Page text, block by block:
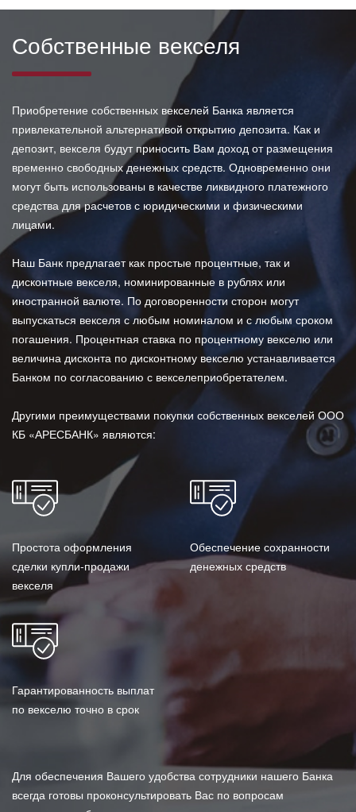
Собственные векселя
Приобретение собственных векселей Банка является
привлекательной альтернативой открытию депозита. Как и
депозит, векселя будут приносить Вам доход от размещения
временно свободных денежных средств. Одновременно они
могут быть использованы в качестве ликвидного платежного
средства для расчетов с юридическими и физическими
лицами.
Наш Банк предлагает как простые процентные, так и
дисконтные векселя, номинированные в рублях или
иностранной валюте. По договоренности сторон могут
выпускаться векселя с любым номиналом и с любым сроком
погашения. Процентная ставка по процентному векселю или
величина дисконта по дисконтному векселю устанавливается
Банком по согласованию с векселеприобретателем.
Другими преимуществами покупки собственных векселей ООО
КБ «АРЕСБАНК» являются:
Простота оформления
сделки купли-продажи
векселя
Обеспечение сохранности
денежных средств
Гарантированность выплат
по векселю точно в срок
Для обеспечения Вашего удобства сотрудники нашего Банка
всегда готовы проконсультировать Вас по вопросам